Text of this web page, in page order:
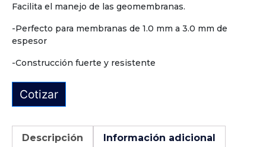
Facilita el manejo de las geomembranas.
-Perfecto para membranas de 1.0 mm a 3.0 mm de
espesor
-Construcción fuerte y resistente
Cotizar
Descripción Información adicional